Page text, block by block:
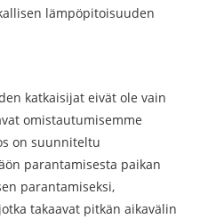
lämpöpitoisuuden
katkaisijat eivät ole vain
omistautumisemme
on suunniteltu
parantamisesta paikan
parantamiseksi,
takaavat pitkän aikavälin